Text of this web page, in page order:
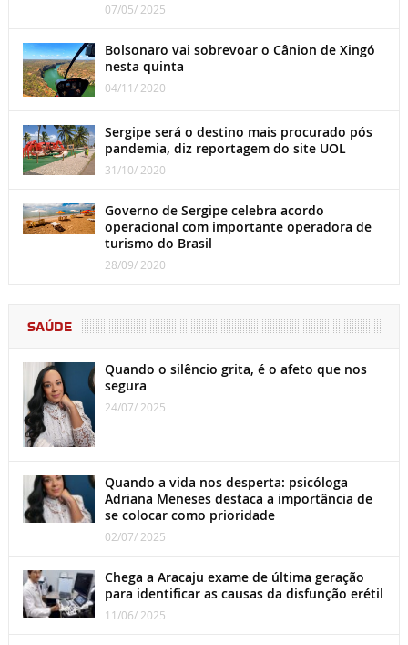
07/05/ 2025
Bolsonaro vai sobrevoar o Cânion de Xingó
nesta quinta
04/11/ 2020
Sergipe será o destino mais procurado pós
pandemia, diz reportagem do site UOL
31/10/ 2020
Governo de Sergipe celebra acordo
operacional com importante operadora de
turismo do Brasil
28/09/ 2020
SAÚDE
Quando o silêncio grita, é o afeto que nos
segura
24/07/ 2025
Quando a vida nos desperta: psicóloga
Adriana Meneses destaca a importância de
se colocar como prioridade
02/07/ 2025
Chega a Aracaju exame de última geração
para identificar as causas da disfunção erétil
11/06/ 2025